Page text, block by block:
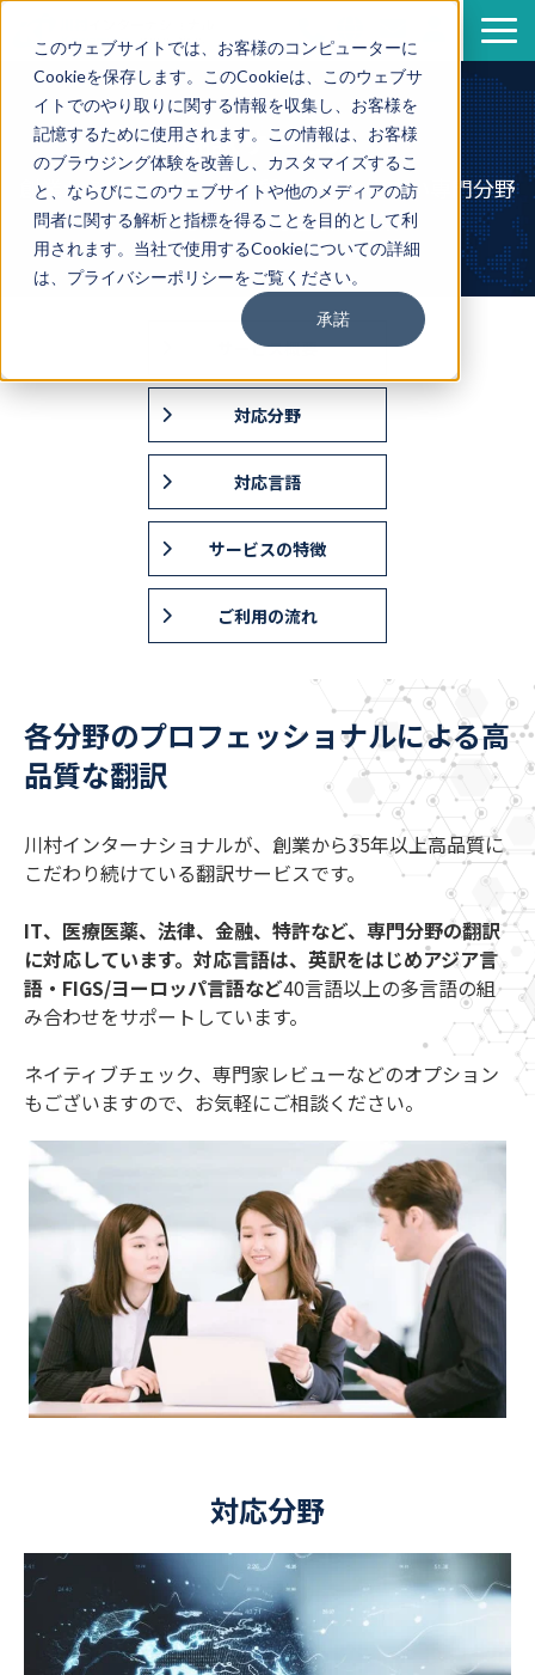
このウェブサイトでは、お客様のコンピューターに
Cookieを保存します。このCookieは、このウェブサ
イトでのやり取りに関する情報を収集し、お客様を
記憶するために使用されます。この情報は、お客様
のブラウジング体験を改善し、カスタマイズするこ
と、ならびにこのウェブサイトや他のメディアの訪
問者に関する解析と指標を得ることを目的として利
用されます。当社で使用するCookieについての詳細
は、プライバシーポリシーをご覧ください。
承諾
サービス
導入事例
資料一覧
セミナー情報
企業情報
翻訳ブログ
翻訳サービス
創業から35年以上・高品質を確保・幅広い専門分野
に対応・ISMS認証取得企業
サービス概要
対応分野
対応言語
サービスの特徴
ご利用の流れ
各分野のプロフェッショナルによる高
品質な翻訳
川村インターナショナルが、創業から35年以上高品質に
こだわり続けている翻訳サービスです。
IT、医療医薬、法律、金融、特許など、専門分野の翻訳
に対応しています。対応言語は、英訳をはじめアジア言
語・FIGS/ヨーロッパ言語など40言語以上の多言語の組
み合わせをサポートしています。
ネイティブチェック、専門家レビューなどのオプション
もございますので、お気軽にご相談ください。
対応分野